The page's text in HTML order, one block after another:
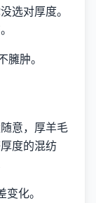
选对厚度。
臃肿。
意，厚羊毛
度的混纺
化。